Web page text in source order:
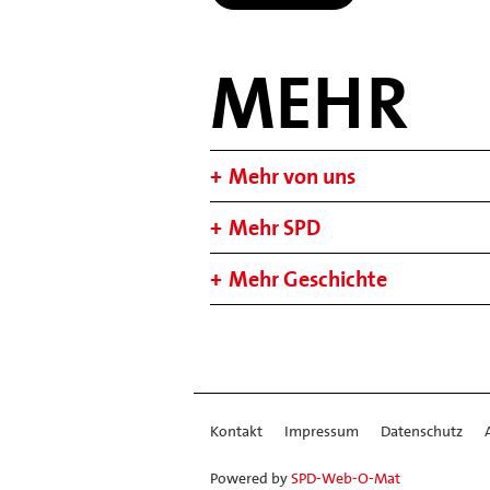
MEHR
Mehr von uns
Mehr SPD
Mehr Geschichte
Kontakt Impressum Datenschutz
Powered bySPD-Web-O-Mat